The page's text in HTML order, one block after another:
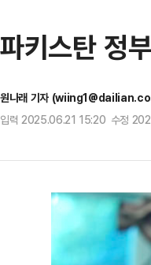
파키스탄 정
원나래 기자
입력 2025.06.21 15:20 수정